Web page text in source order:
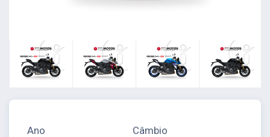
Ano Câmbio